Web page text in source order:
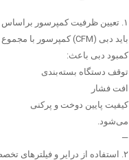
۱. تعیین ظرفیت کمپرسور براساس نیاز واقعی خط تولید
باید دبی (CFM) کمپرسور با مجموع مصرف دستگاه‌ها مطابقت داشته باشد.
کمبود دبی باعث:
توقف دستگاه بسته‌بندی
افت فشار
کیفیت پایین دوخت و پرکنی
می‌شود.
—
۲. استفاده از درایر و فیلترهای تخصصی غذایی